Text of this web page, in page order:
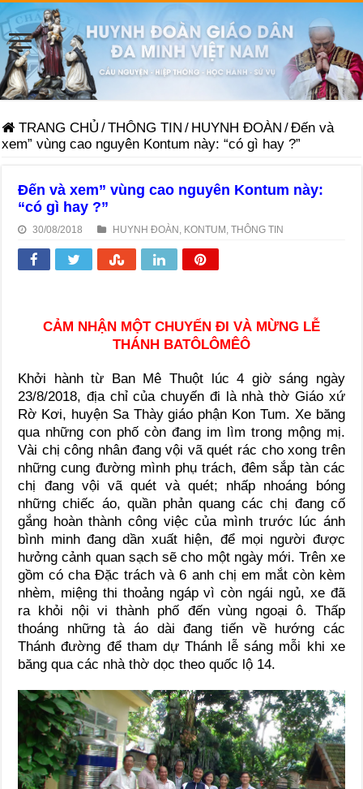
TRANG CHỦ /THÔNG TIN / HUYNH ĐOÀN /Đến và
xem” vùng cao nguyên Kontum này: “có gì hay ?”
Đến và xem” vùng cao nguyên Kontum này:
“có gì hay ?”
30/08/2018 HUYNH ĐOÀN KONTUM ,THÔNG TIN
CẢM NHẬN MỘT CHUYẾN ĐI VÀ MỪNG LỄ
THÁNH BATÔLÔMÊÔ
Khởi hành từ Ban Mê Thuột lúc 4 giờ sáng ngày
23/8/2018, địa chỉ của chuyến đi là nhà thờ Giáo xứ
Rờ Kơi, huyện Sa Thày giáo phận Kon Tum. Xe băng
qua những con phố còn đang im lìm trong mộng mị.
Vài chị công nhân đang vội vã quét rác cho xong trên
những cung đường mình phụ trách, đêm sắp tàn các
chị đang vội vã quét và quét; nhấp nhoáng bóng
những chiếc áo, quần phản quang các chị đang cố
gắng hoàn thành công việc của mình trước lúc ánh
bình minh đang dần xuất hiện, để mọi người được
hưởng cảnh quan sạch sẽ cho một ngày mới. Trên xe
gồm có cha Đặc trách và 6 anh chị em mắt còn kèm
nhèm, miệng thi thoảng ngáp vì còn ngái ngủ, xe đã
ra khỏi nội vi thành phố đến vùng ngoại ô. Thấp
thoáng những tà áo dài đang tiến về hướng các
Thánh đường để tham dự Thánh lễ sáng mỗi khi xe
băng qua các nhà thờ dọc theo quốc lộ 14.